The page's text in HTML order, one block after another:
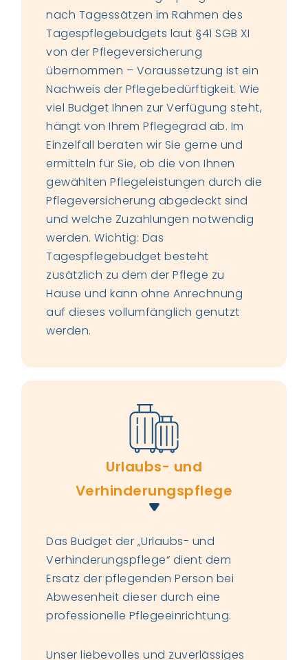
nach Tagessätzen im Rahmen des
Tagespflegebudgets laut §41 SGB XI
von der Pflegeversicherung
übernommen – Voraussetzung ist ein
Nachweis der Pflegebedürftigkeit. Wie
viel Budget Ihnen zur Verfügung steht,
hängt von Ihrem Pflegegrad ab. Im
Einzelfall beraten wir Sie gerne und
ermitteln für Sie, ob die von Ihnen
gewählten Pflegeleistungen durch die
Pflegeversicherung abgedeckt sind
und welche Zuzahlungen notwendig
werden. Wichtig: Das
Tagespflegebudget besteht
zusätzlich zu dem der Pflege zu
Hause und kann ohne Anrechnung
auf dieses vollumfänglich genutzt
werden.
Urlaubs- und
Verhinderungspflege
Das Budget der „Urlaubs- und
Verhinderungspflege“ dient dem
Ersatz der pflegenden Person bei
Abwesenheit dieser durch eine
professionelle Pflegeeinrichtung.
Unser liebevolles und zuverlässiges